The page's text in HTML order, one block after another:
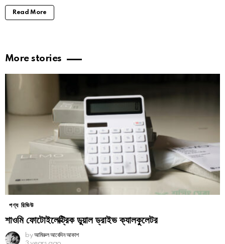
Read More
More stories
পণ্য রিভিউ
শাওমি ফোটোইলেক্ট্রিক ডুয়াল ড্রাইভ ক্যালকুলেটর
by আমিরুল আবেদিন আকাশ